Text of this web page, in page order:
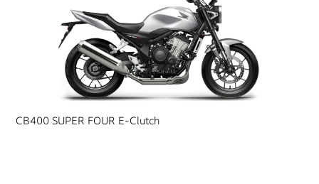
CB400 SUPER FOUR E-Clutch